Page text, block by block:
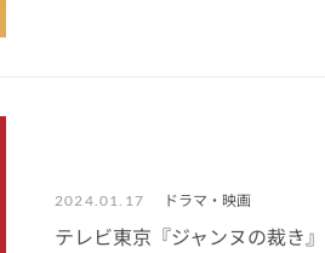
2024.01.17 ドラマ・映画
テレビ東京『ジャンヌの裁き